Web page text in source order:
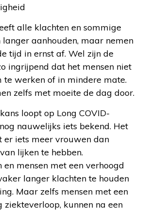
alle klachten en sommige
aanhouden, maar nemen
tijd in ernst af. Wel zijn de
ingrijpend dat het mensen niet
te werken of in mindere mate.
zelfs met moeite de dag door.
loopt op Long COVID-
nauwelijks iets bekend. Het
er iets meer vrouwen dan
lijken te hebben.
mensen met een verhoogd
langer klachten te houden
Maar zelfs mensen met een
ziekteverloop, kunnen na een